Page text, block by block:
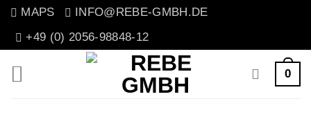
Zum
Inhalt
MAPS
INFO@REBE-GMBH.DE
+49 (0) 2056-98848-12
0